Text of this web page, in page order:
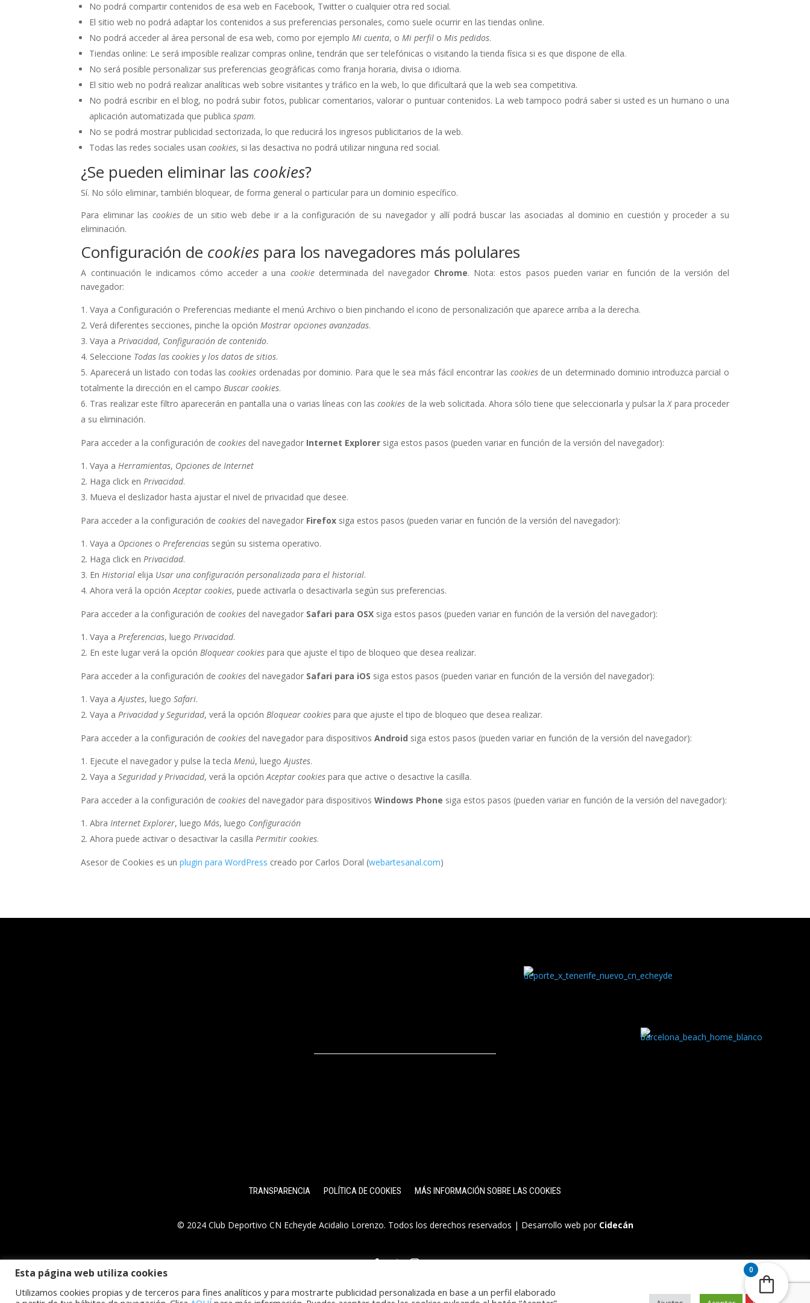
No podrá compartir contenidos de esa web en Facebook, Twitter o cualquier otra red social.
El sitio web no podrá adaptar los contenidos a sus preferencias personales, como suele ocurrir en las tiendas online.
No podrá acceder al área personal de esa web, como por ejemplo Mi cuenta, o Mi perfil o Mis pedidos.
Tiendas online: Le será imposible realizar compras online, tendrán que ser telefónicas o visitando la tienda física si es que dispone de ella.
No será posible personalizar sus preferencias geográficas como franja horaria, divisa o idioma.
El sitio web no podrá realizar analíticas web sobre visitantes y tráfico en la web, lo que dificultará que la web sea competitiva.
No podrá escribir en el blog, no podrá subir fotos, publicar comentarios, valorar o puntuar contenidos. La web tampoco podrá saber si usted es un humano o una
aplicación automatizada que publica spam.
No se podrá mostrar publicidad sectorizada, lo que reducirá los ingresos publicitarios de la web.
Todas las redes sociales usan cookies, si las desactiva no podrá utilizar ninguna red social.
¿Se pueden eliminar las cookies?
Sí. No sólo eliminar, también bloquear, de forma general o particular para un dominio específico.
Para eliminar las cookies de un sitio web debe ir a la configuración de su navegador y allí podrá buscar las asociadas al dominio en cuestión y proceder a su
eliminación.
Configuración de cookies para los navegadores más polulares
A continuación le indicamos cómo acceder a una cookie determinada del navegador Chrome. Nota: estos pasos pueden variar en función de la versión del
navegador:
Vaya a Configuración o Preferencias mediante el menú Archivo o bien pinchando el icono de personalización que aparece arriba a la derecha.
Verá diferentes secciones, pinche la opción Mostrar opciones avanzadas.
Vaya a Privacidad, Configuración de contenido.
Seleccione Todas las cookies y los datos de sitios.
Aparecerá un listado con todas las cookies ordenadas por dominio. Para que le sea más fácil encontrar las cookies de un determinado dominio introduzca parcial o
totalmente la dirección en el campo Buscar cookies.
Tras realizar este filtro aparecerán en pantalla una o varias líneas con las cookies de la web solicitada. Ahora sólo tiene que seleccionarla y pulsar la X para proceder
a su eliminación.
Para acceder a la configuración de cookies del navegador Internet Explorer siga estos pasos (pueden variar en función de la versión del navegador):
Vaya a Herramientas, Opciones de Internet
Haga click en Privacidad.
Mueva el deslizador hasta ajustar el nivel de privacidad que desee.
Para acceder a la configuración de cookies del navegador Firefox siga estos pasos (pueden variar en función de la versión del navegador):
Vaya a Opciones o Preferencias según su sistema operativo.
Haga click en Privacidad.
En Historial elija Usar una configuración personalizada para el historial.
Ahora verá la opción Aceptar cookies, puede activarla o desactivarla según sus preferencias.
Para acceder a la configuración de cookies del navegador Safari para OSX siga estos pasos (pueden variar en función de la versión del navegador):
Vaya a Preferencias, luego Privacidad.
En este lugar verá la opción Bloquear cookies para que ajuste el tipo de bloqueo que desea realizar.
Para acceder a la configuración de cookies del navegador Safari para iOS siga estos pasos (pueden variar en función de la versión del navegador):
Vaya a Ajustes, luego Safari.
Vaya a Privacidad y Seguridad, verá la opción Bloquear cookies para que ajuste el tipo de bloqueo que desea realizar.
Para acceder a la configuración de cookies del navegador para dispositivos Android siga estos pasos (pueden variar en función de la versión del navegador):
Ejecute el navegador y pulse la tecla Menú, luego Ajustes.
Vaya a Seguridad y Privacidad, verá la opción Aceptar cookies para que active o desactive la casilla.
Para acceder a la configuración de cookies del navegador para dispositivos Windows Phone siga estos pasos (pueden variar en función de la versión del navegador):
Abra Internet Explorer, luego Más, luego Configuración
Ahora puede activar o desactivar la casilla Permitir cookies.
Asesor de Cookies es un plugin para WordPress creado por Carlos Doral (webartesanal.com)
TRANSPARENCIA POLÍTICA DE COOKIES MÁS INFORMACIÓN SOBRE LAS COOKIES
© 2024 Club Deportivo CN Echeyde Acidalio Lorenzo. Todos los derechos reservados | Desarrollo web por Cidecán
Esta página web utiliza cookies
Utilizamos cookies propias y de terceros para fines analíticos y para mostrarte publicidad personalizada en base a un perfil elaborado
0